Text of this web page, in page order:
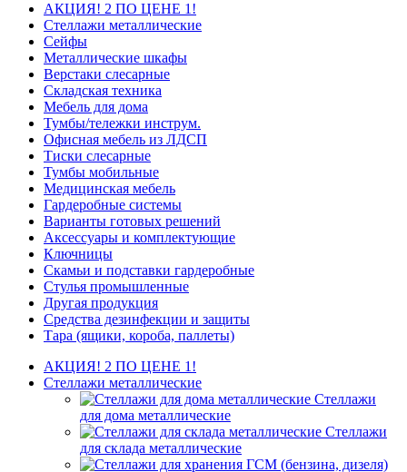
АКЦИЯ! 2 ПО ЦЕНЕ 1!
Стеллажи металлические
Сейфы
Металлические шкафы
Верстаки слесарные
Складская техника
Мебель для дома
Тумбы/тележки инструм.
Офисная мебель из ЛДСП
Тиски слесарные
Тумбы мобильные
Медицинская мебель
Гардеробные системы
Варианты готовых решений
Аксессуары и комплектующие
Ключницы
Скамьи и подставки гардеробные
Стулья промышленные
Другая продукция
Средства дезинфекции и защиты
Тара (ящики, короба, паллеты)
АКЦИЯ! 2 ПО ЦЕНЕ 1!
Стеллажи металлические
Стеллажи
для дома металлические
Стеллажи
для склада металлические